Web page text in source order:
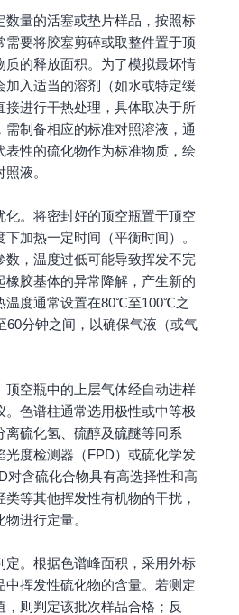
数量的活塞或垫片样品，按照标
需要将胶塞剪碎或取整件置于顶
质的释放面积。为了模拟最坏情
加入适当的溶剂（如水或特定缓
接进行干热处理，具体取决于所
制备相应的标准对照溶液，通
表性的硫化物作为标准物质，绘
液。
化。将密封好的顶空瓶置于顶空
加热一定时间（平衡时间）。
数，温度过低可能导致挥发不完
橡胶基体的异常降解，产生新的
温度通常设置在80℃至100℃之
60分钟之间，以确保气液（或气
顶空瓶中的上层气体经自动进样
。色谱柱通常选用极性或中等极
离硫化氢、硫醇及硫醚等同系
光度检测器（FPD）或硫化学发
对含硫化合物具有高选择性和高
等其他挥发性有机物的干扰，
进行定量。
定。根据色谱峰面积，采用外标
中挥发性硫化物的含量。若测定
则判定该批次样品合格；反